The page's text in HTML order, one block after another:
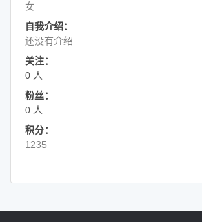
女
自我介绍：
还没有介绍
关注：
0 人
粉丝：
0 人
积分：
1235